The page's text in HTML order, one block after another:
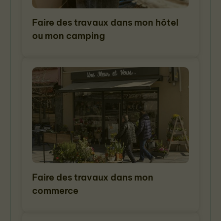
Faire des travaux dans mon hôtel
ou mon camping
Faire des travaux dans mon
commerce